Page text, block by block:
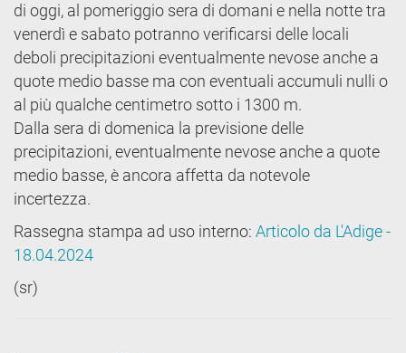
di oggi, al pomeriggio sera di domani e nella notte tra
venerdì e sabato potranno verificarsi delle locali
deboli precipitazioni eventualmente nevose anche a
quote medio basse ma con eventuali accumuli nulli o
al più qualche centimetro sotto i 1300 m.
Dalla sera di domenica la previsione delle
precipitazioni, eventualmente nevose anche a quote
medio basse, è ancora affetta da notevole
incertezza.
Rassegna stampa ad uso interno: Articolo da L'Adige -
18.04.2024
(sr)